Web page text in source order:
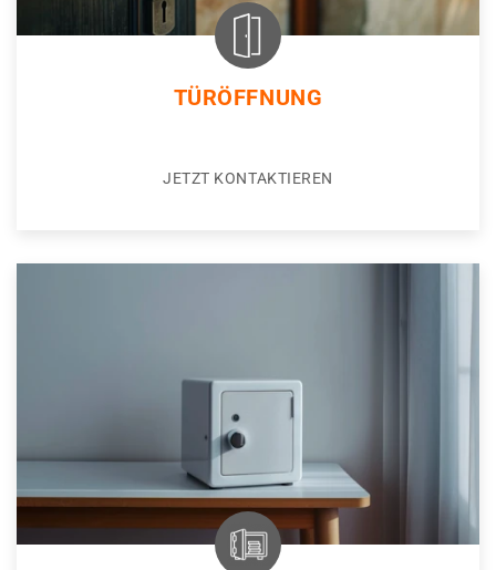
TÜRÖFFNUNG
JETZT KONTAKTIEREN